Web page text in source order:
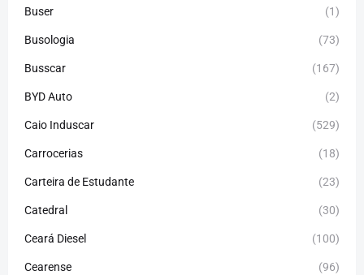
Buser (1)
Busologia (73)
Busscar (167)
BYD Auto (2)
Caio Induscar (529)
Carrocerias (18)
Carteira de Estudante (23)
Catedral (30)
Ceará Diesel (100)
Cearense (96)